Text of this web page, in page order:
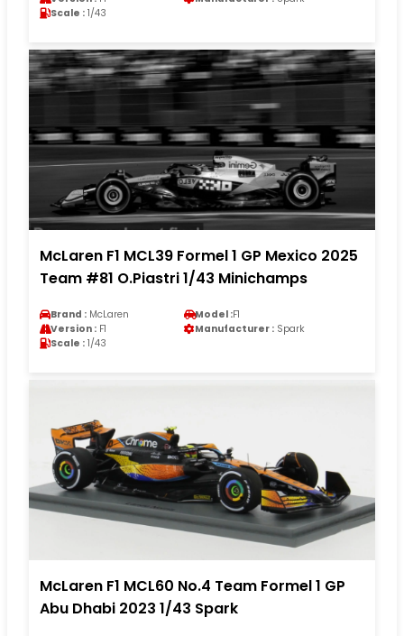
Scale : 1/43
McLaren F1 MCL39 Formel 1 GP Mexico 2025
Team #81 O.Piastri 1/43 Minichamps
Brand : McLaren Model :F1
Version : F1 Manufacturer : Spark
Scale : 1/43
McLaren F1 MCL60 No.4 Team Formel 1 GP
Abu Dhabi 2023 1/43 Spark